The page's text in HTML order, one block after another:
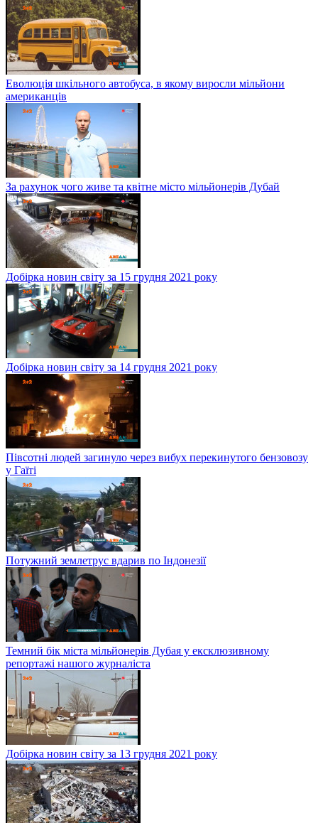
Еволюція шкільного автобуса, в якому виросли мільйони
американців
За рахунок чого живе та квітне місто мільйонерів Дубай
Добірка новин світу за 15 грудня 2021 року
Добірка новин світу за 14 грудня 2021 року
Півсотні людей загинуло через вибух перекинутого бензовозу
у Гаїті
Потужний землетрус вдарив по Індонезії
Темний бік міста мільйонерів Дубая у ексклюзивному
репортажі нашого журналіста
Добірка новин світу за 13 грудня 2021 року